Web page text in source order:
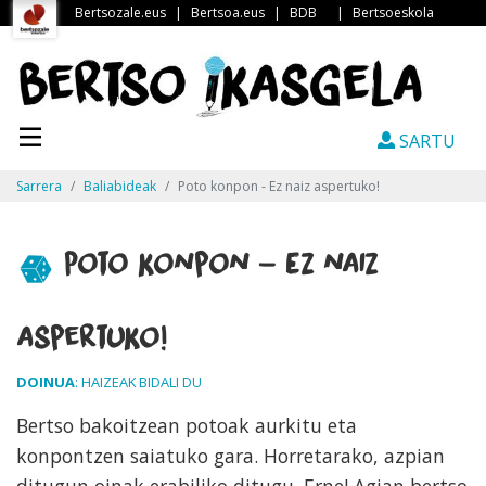
Bertsozale.eus | Bertsoa.eus | BDB | Bertsoeskola
SARTU
Sarrera Baliabideak Poto konpon - Ez naiz aspertuko!
Poto konpon - Ez naiz
aspertuko!
DOINUA: HAIZEAK BIDALI DU
Bertso bakoitzean potoak aurkitu eta
konpontzen saiatuko gara. Horretarako, azpian